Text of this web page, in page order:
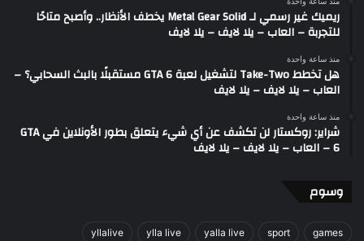
ريميك غير رسمي لـ Metal Gear Solid يخطف الأنظار.. وأصبح متاحًا
للتجربة – العاب – يلا لايف – يلا لايف
منذ ساعة واحدة
هل تخطط Take-Two لتشغيل لعبة GTA 6 مستقبلًا بالبث السحابي؟ –
العاب – يلا لايف – يلا لايف
منذ ساعة واحدة
شراير: روكستار لن تكشف عن أي شيء يتعلق بطور الأونلاين في GTA
6 – العاب – يلا لايف – يلا لايف
وسوم
games
sport
yalla live
ylla live
yllalive